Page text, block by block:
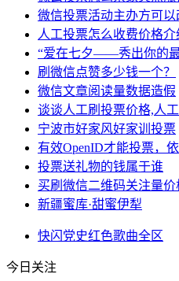
微信投票活动主办方可以
人工投票怎么收费价格
“爱在七夕——秀出你的
刷微信点赞多少钱一个？
微信文章阅读量数据造假
谈谈人工刷投票价格,人
宁波市好家风好家训投票
有效OpenID才能投票，
投票送礼物的钱属于谁
买刷微信二维码关注量
新疆蜜库·甜蜜伊犁
快闪 党史红色歌曲全区
今日关注